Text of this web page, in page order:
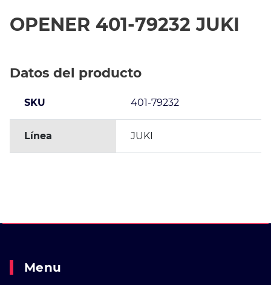
OPENER 401-79232 JUKI
Datos del producto
SKU 401-79232
Línea JUKI
Menu